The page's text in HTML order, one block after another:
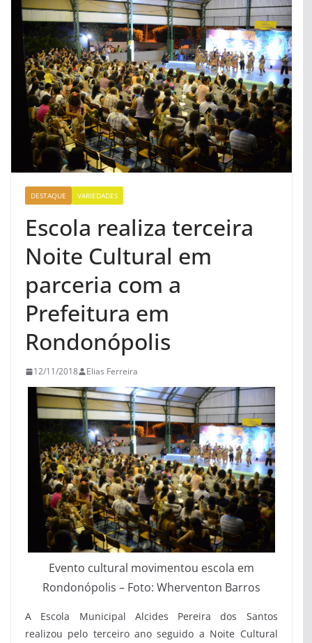
DESTAQUE VARIEDADES
Escola realiza terceira
Noite Cultural em
parceria com a
Prefeitura em
Rondonópolis
12/11/2018 Elias Ferreira
Evento cultural movimentou escola em
Rondonópolis – Foto: Wherventon Barros
A Escola Municipal Alcides Pereira dos Santos
realizou pelo terceiro ano seguido a Noite Cultural